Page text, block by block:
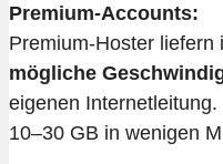
Premium-Accounts:
Premium-Hoster liefern
mögliche
eigenen Internetleitung.
10–30 GB in wenigen